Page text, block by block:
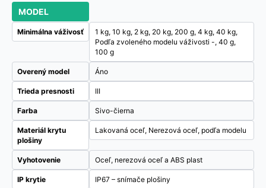
MODEL
Minimálna váživosť
1 kg, 10 kg, 2 kg, 20 kg, 200 g, 4 kg, 40 kg,
Podľa zvoleného modelu váživosti -, 40 g,
100 g
Overený model Áno
Trieda presnosti III
Farba Sivo-čierna
Materiál krytu
plošiny
Lakovaná oceľ, Nerezová oceľ, podľa modelu
Vyhotovenie Oceľ, nerezová oceľ a ABS plast
IP krytie IP67 – snímače plošiny